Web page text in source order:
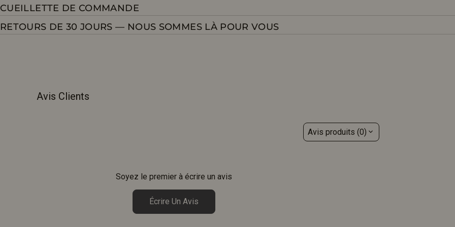
CUEILLETTE DE COMMANDE
RETOURS DE 30 JOURS — NOUS SOMMES LÀ POUR VOUS
Avis Clients
Avis produits (0)
Soyez le premier à écrire un avis
Écrire Un Avis